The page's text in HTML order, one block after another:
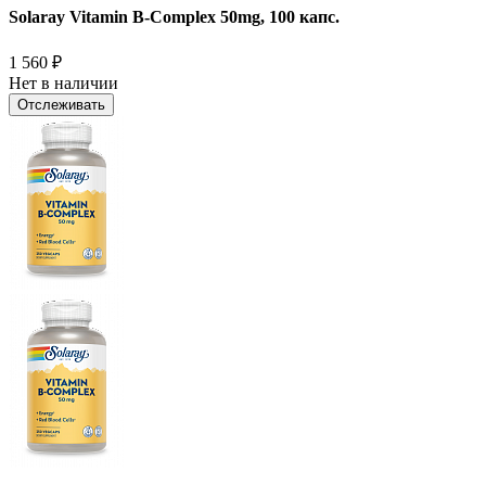
Solaray Vitamin B-Complex 50mg, 100 капс.
1 560 ₽
Нет в наличии
Отслеживать